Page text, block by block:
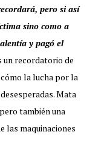
pero si así
sino como a
y pagó el
un recordatorio de
la lucha por la
Mata
también una
las maquinaciones